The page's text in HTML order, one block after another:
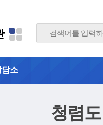
담소
청렴